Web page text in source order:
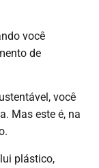
você
de
você
Mas este é, na
plástico,